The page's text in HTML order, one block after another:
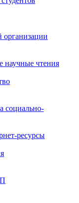
организации
научные чтения
социально-
ресурсы